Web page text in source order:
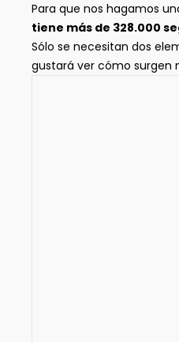
Para que nos hagamos
tiene más de 328.000
Sólo se necesitan dos
gustará ver cómo surgen